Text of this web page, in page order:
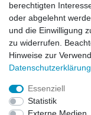
Impressum
berechtigten
oder abgelehnt
und die Einwilligung
zu widerrufen.
Hinweise zur
Daten­schutz­erklärung
Essenziell
Statistik